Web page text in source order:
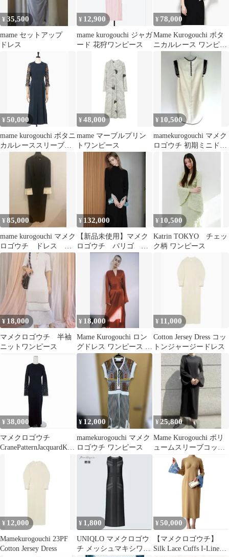
¥35,500
mame セットアップ
ドレス
¥ 12,900
mame kurogouchi ジャガ
ード 花狩ワンピース
¥ 78,000
Mame Kurogouchi ボタ
ニカルレース ワンピー
¥50,000
mame kurogouchi ボタニ
カルレーススリーブA
ラインドレス
¥48,000
mame マーブルプリン
トワンピース
¥ 10,500
mamekurogouchi マメク
ロゴウチ 初期ミニドレ
¥85,000
mame kurogouchi マメク
ロゴウチ ドレス ワ
ンピース
¥ 132,000
【新品未使用】マメク
ロゴウチ パリゴ 別
注 限定 ワンピース
¥ 10,500
Katrin TOKYO チェッ
ク柄 ワンピース
¥ 18,000
マメクロゴウチ 半袖
ニットワンピース
¥ 18,000
Mame Kurogouchi ロン
グドレス ワンピース 黒
2-17aw
¥ 11,000
Cotton Jersey Dress コッ
トンジャージードレス
¥ 38,000
マメクロゴウチ
CranePatternJacquardKnit
¥ 12,000
mamekurogouchi マメク
ロゴウチ ワンピース
¥25,800
Mame Kurogouchi ボリ
ュームスリーブコット
ンワンピース
¥ 12,000
Mamekurogouchi 23PF
Cotton Jersey Dress
¥ 1,800
UNIQLO マメクロゴウ
チ メッシュマキシワン
¥ 50,000
【マメクロゴウチ】
Silk Lace Cuffs I-Line